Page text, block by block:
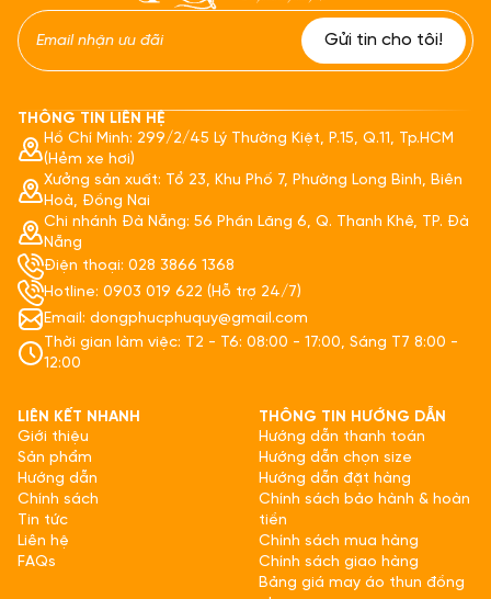
THÔNG TIN LIÊN HỆ
Hồ Chí Minh: 299/2/45 Lý Thường Kiệt, P.15, Q.11, Tp.HCM
(Hẻm xe hơi)
Xưởng sản xuất: Tổ 23, Khu Phố 7, Phường Long Bình, Biên
Hoà, Đồng Nai
Chi nhánh Đà Nẵng: 56 Phần Lăng 6, Q. Thanh Khê, TP. Đà
Nẵng
Điện thoại: 028 3866 1368
Hotline: 0903 019 622 (Hỗ trợ 24/7)
Email: dongphucphuquy@gmail.com
Thời gian làm việc: T2 - T6: 08:00 - 17:00, Sáng T7 8:00 -
12:00
LIÊN KẾT NHANH
Giới thiệu
Sản phẩm
Hướng dẫn
Chính sách
Tin tức
Liên hệ
FAQs
THÔNG TIN HƯỚNG DẪN
Hướng dẫn thanh toán
Hướng dẫn chọn size
Hướng dẫn đặt hàng
Chính sách bảo hành & hoàn
tiền
Chính sách mua hàng
Chính sách giao hàng
Bảng giá may áo thun đồng